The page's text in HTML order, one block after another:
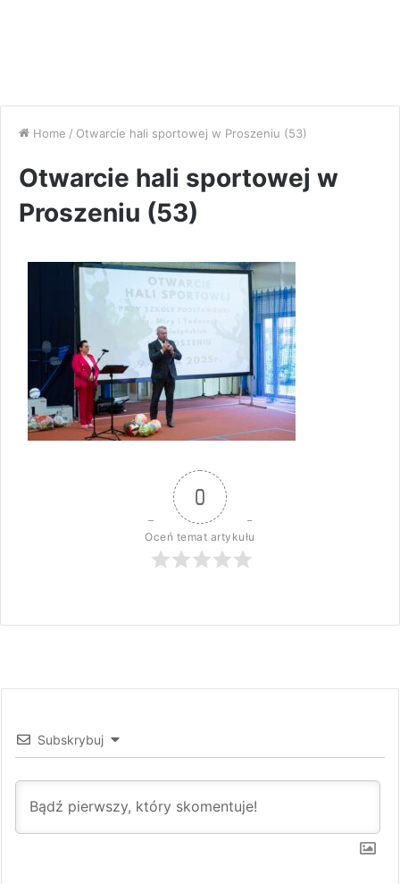
Home / Otwarcie hali sportowej w Proszeniu (53)
Otwarcie hali sportowej w
Proszeniu (53)
0
Oceń temat artykułu
Subskrybuj